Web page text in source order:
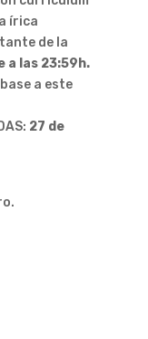
írica
de la
a las 23:59h.
a este
27 de